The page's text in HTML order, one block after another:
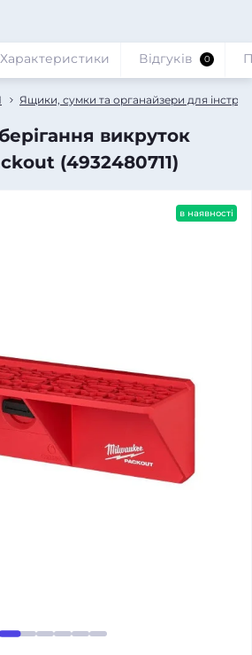
Ящики, сумки та органайзери для
викруток
(4932480711)
Характеристики Відгуків 0
в наявності